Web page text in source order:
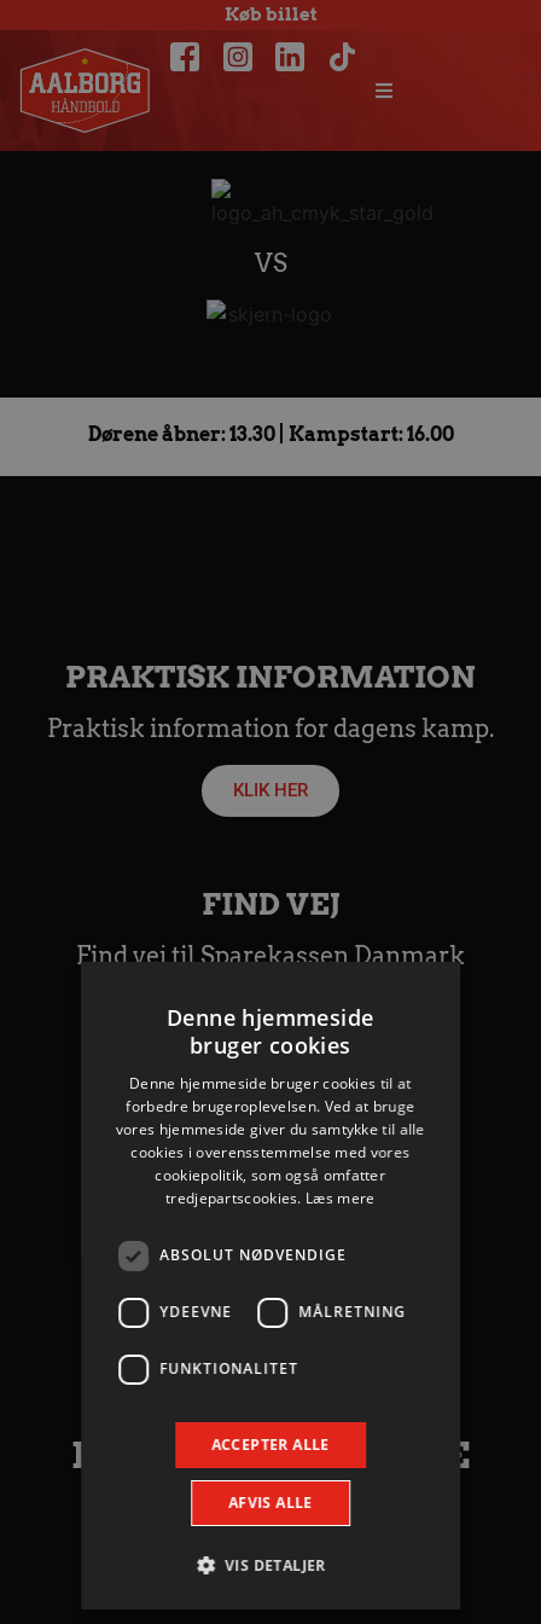
Køb billet
VS
Dørene åbner: 13.30 | Kampstart: 16.00
PRAKTISK INFORMATION
Praktisk information for dagens kamp.
KLIK HER
FIND VEJ
Find vej til Sparekassen Danmark
KLIK HER
Se optakten her
Klik her
KOMMENDE KAMPE
Denne hjemmeside
bruger cookies
Denne hjemmeside bruger cookies til at
forbedre brugeroplevelsen. Ved at bruge
vores hjemmeside giver du samtykke til alle
cookies i overensstemmelse med vores
cookiepolitik, som også omfatter
tredjepartscookies. Læs mere
ABSOLUT NØDVENDIGE
YDEEVNE MÅLRETNING
FUNKTIONALITET
ACCEPTER ALLE
AFVIS ALLE
VIS DETALJER